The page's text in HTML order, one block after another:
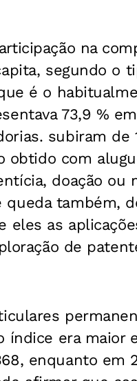
na
segundo o
é o
73,9 %
subiram de
com
doação ou
também,
as
de
índice era maior
enquanto em